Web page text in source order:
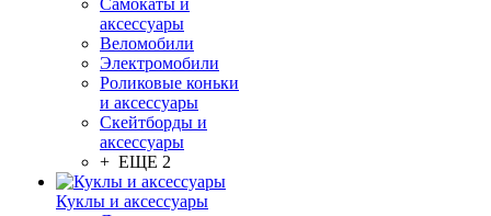
Самокаты и
аксессуары
Веломобили
Электромобили
Роликовые коньки
и аксессуары
Скейтборды и
аксессуары
+ ЕЩЕ 2
Куклы и аксессуары